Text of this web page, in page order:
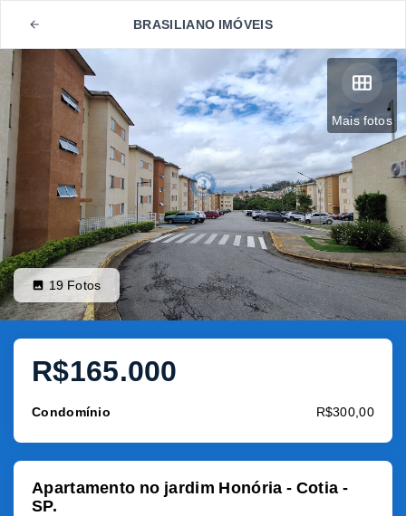
BRASILIANO IMÓVEIS
Mais fotos
19 Fotos
R$165.000
Condomínio R$300,00
Apartamento no jardim Honória - Cotia -
SP.